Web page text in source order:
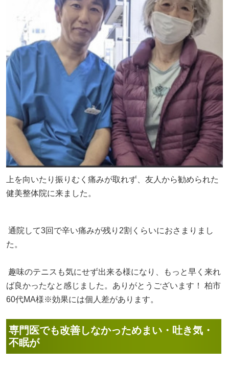
上を向いたり振りむく痛みが取れず、友人から勧められた
健美整体院に来ました。
通院して3回で辛い痛みが残り2割くらいにおさまりまし
た。
趣味のテニスも気にせず出来る様になり、もっと早く来れ
ば良かったなと感じました。ありがとうございます！ 柏市
60代MA様※効果には個人差があります。
専門医でも改善しなかっためまい・吐き気・
不眠が